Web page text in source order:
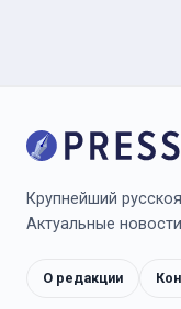
Крупнейший
Актуальные
О редакции